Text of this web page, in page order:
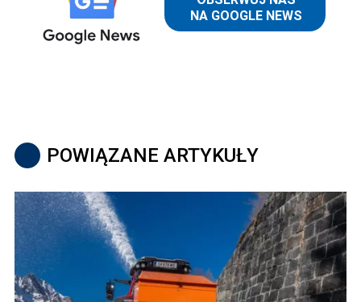
POWIĄZANE ARTYKUŁY